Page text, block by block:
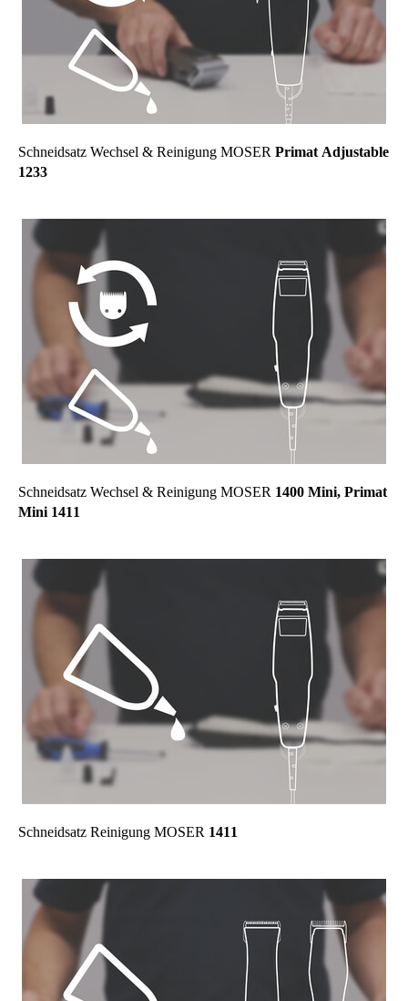
Schneidsatz Wechsel & Reinigung MOSER Primat Adjustable
1233
Schneidsatz Wechsel & Reinigung MOSER 1400 Mini, Primat
Mini 1411
Schneidsatz Reinigung MOSER 1411